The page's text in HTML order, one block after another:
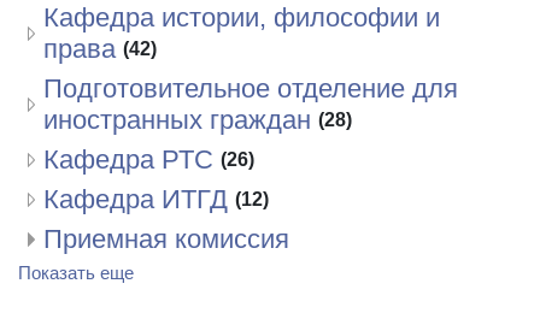
Кафедра истории, философии и
права (42)
Подготовительное отделение для
иностранных граждан (28)
Кафедра РТС (26)
Кафедра ИТГД (12)
Приемная комиссия
Показать еще